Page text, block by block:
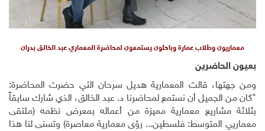
معماريون وطلاب عمارة وباحثون يستمعون لمحاضرة المعماري عبد الخالق بدران
بعيون الحاضرين
ومن جهتها، قالت المعمارية هديل سرحان التي حضرت المحاضرة:
"كان من الجميل أن نستمع لمحاضرنا د. عبد الخالق، الذي شارك سابقاً
بثلاثة مشاريع معمارية مميزة من أعماله بمعرض نظمه (ملتقى
معماريي المتوسط: فلسطين... رؤى معمارية معاصرة) وتسنى لنا هذا